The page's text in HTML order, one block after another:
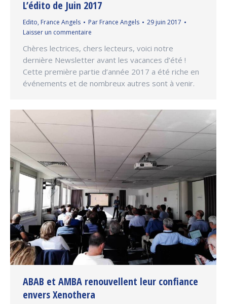
L’édito de Juin 2017
Edito, France Angels Par France Angels
29 juin 2017
Laisser un commentaire
Chères lectrices, chers lecteurs, voici notre
dernière Newsletter avant les vacances d’été !
Cette première partie d’année 2017 a été riche en
événements et de nombreux autres sont à venir.
ABAB et AMBA renouvellent leur confiance
envers Xenothera